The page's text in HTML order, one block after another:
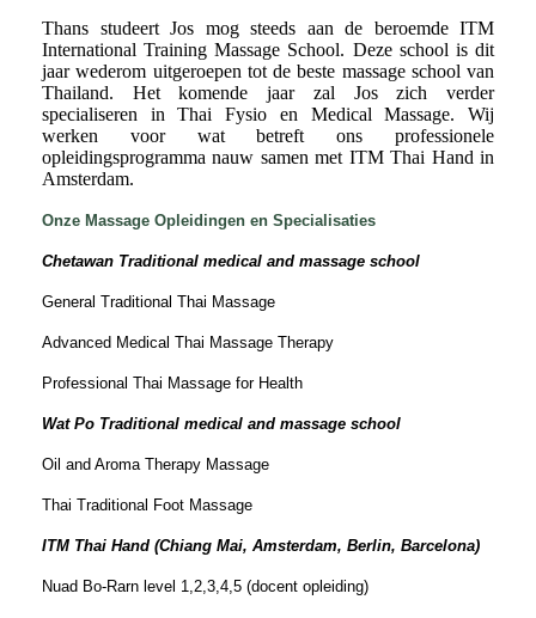
Thans studeert Jos mog steeds aan de beroemde ITM
International Training Massage School. Deze school is dit
jaar wederom uitgeroepen tot de beste massage school van
Thailand. Het komende jaar zal Jos zich verder
specialiseren in Thai Fysio en Medical Massage. Wij
werken voor wat betreft ons professionele
opleidingsprogramma nauw samen met ITM Thai Hand in
Amsterdam.
Onze Massage Opleidingen en Specialisaties
Chetawan Traditional medical and massage school
General Traditional Thai Massage
Advanced Medical Thai Massage Therapy
Professional Thai Massage for Health
Wat Po Traditional medical and massage school
Oil and Aroma Therapy Massage
Thai Traditional Foot Massage
ITM Thai Hand (Chiang Mai, Amsterdam, Berlin, Barcelona)
Nuad Bo-Rarn level 1,2,3,4,5 (docent opleiding)